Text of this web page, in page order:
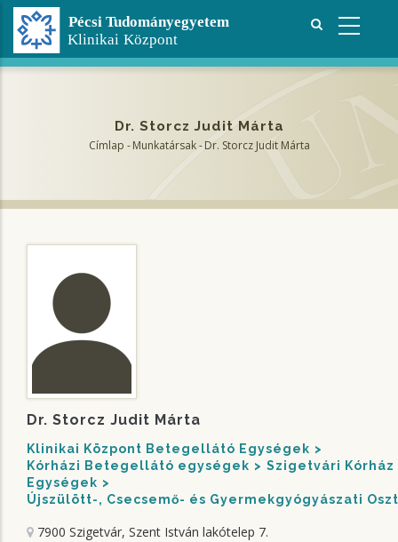
Ugrás
tartalomra
Dr. Storcz Judit Márta
Címlap - Munkatársak - Dr. Storcz Judit Márta
Dr. Storcz Judit Márta
Klinikai Központ Betegellátó Egységek
Kórházi Betegellátó egységek
Szigetvári Kórház
Egységek
Újszülött-, Csecsemő- és Gyermekgyógyászati
7900 Szigetvár, Szent István lakótelep 7.